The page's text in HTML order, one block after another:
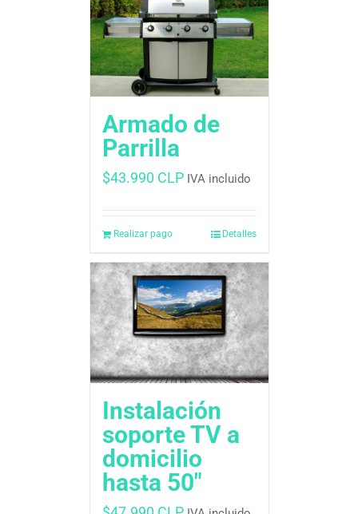
Armado de
Parrilla
$43.990 CLP IVA incluido
Realizar pago Detalles
Instalación
soporte TV a
domicilio
hasta 50″